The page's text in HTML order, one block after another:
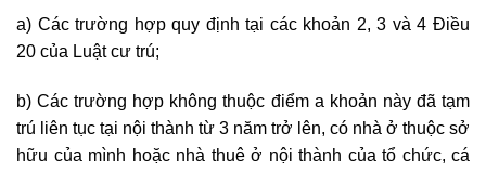
a) Các trường hợp quy định tại các khoản 2, 3 và 4 Điều
20 của Luật cư trú;
b) Các trường hợp không thuộc điểm a khoản này đã tạm
trú liên tục tại nội thành từ 3 năm trở lên, có nhà ở thuộc sở
hữu của mình hoặc nhà thuê ở nội thành của tổ chức, cá